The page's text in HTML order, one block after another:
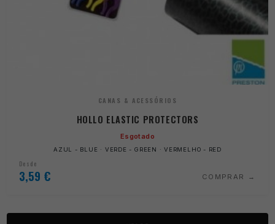
CANAS & ACESSÓRIOS
HOLLO ELASTIC PROTECTORS
Esgotado
AZUL - BLUE · VERDE - GREEN · VERMELHO - RED
Desde
3,59 € COMPRAR